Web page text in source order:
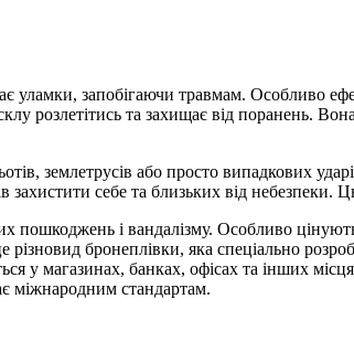
уламки, запобігаючи травмам. Особливо
розлетітись та захищає від поранень.
землетрусів або просто випадкових
себе та близьких від небезпеки.
пошкоджень і вандалізму. Особливо
бронеплівки, яка спеціально
у магазинах, банках, офісах та інших
міжнародним стандартам.